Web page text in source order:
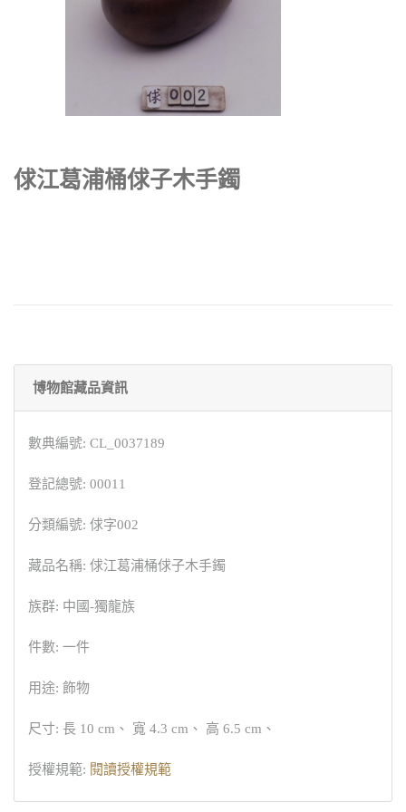
俅江葛浦桶俅子木手鐲
博物館藏品資訊
數典編號: CL_0037189
登記總號: 00011
分類編號: 俅字002
藏品名稱: 俅江葛浦桶俅子木手鐲
族群: 中國-獨龍族
件數: 一件
用途: 飾物
尺寸: 長 10 cm、 寬 4.3 cm、 高 6.5 cm、
授權規範: 閱讀授權規範